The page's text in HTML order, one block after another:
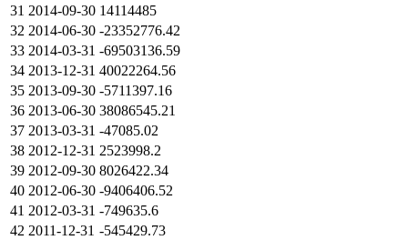
31 2014-09-30 14114485
32 2014-06-30 -23352776.42
33 2014-03-31 -69503136.59
34 2013-12-31 40022264.56
35 2013-09-30 -5711397.16
36 2013-06-30 38086545.21
37 2013-03-31 -47085.02
38 2012-12-31 2523998.2
39 2012-09-30 8026422.34
40 2012-06-30 -9406406.52
41 2012-03-31 -749635.6
42 2011-12-31 -545429.73